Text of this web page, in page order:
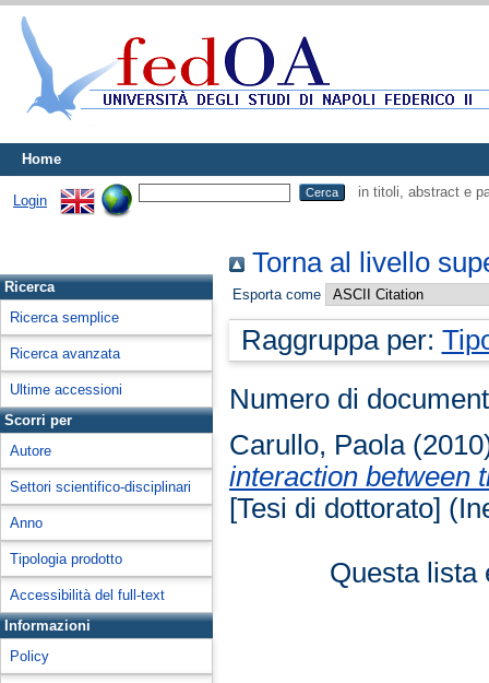
Home
Login
in titoli, abstract e
Ricerca
Ricerca semplice
Ricerca avanzata
Ultime accessioni
Scorri per
Autore
Settori scientifico-disciplinari
Anno
Tipologia prodotto
Accessibilità del full-text
Informazioni
Policy
Torna al livello
Esporta come
Raggruppa per:
Numero di
Carullo, Paola
interaction between
[Tesi di dottorato]
Questa lista